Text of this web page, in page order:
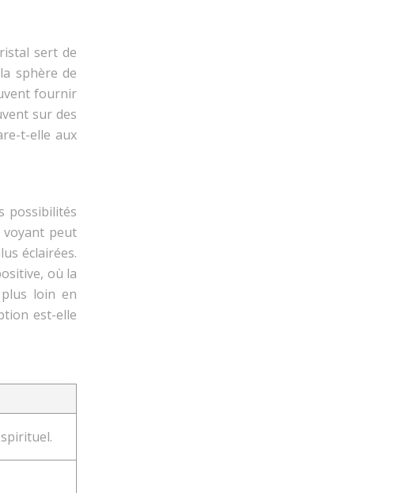
sert de
sphère de
fournir
sur des
t-elle aux
possibilités
voyant peut
éclairées.
où la
loin en
est-elle